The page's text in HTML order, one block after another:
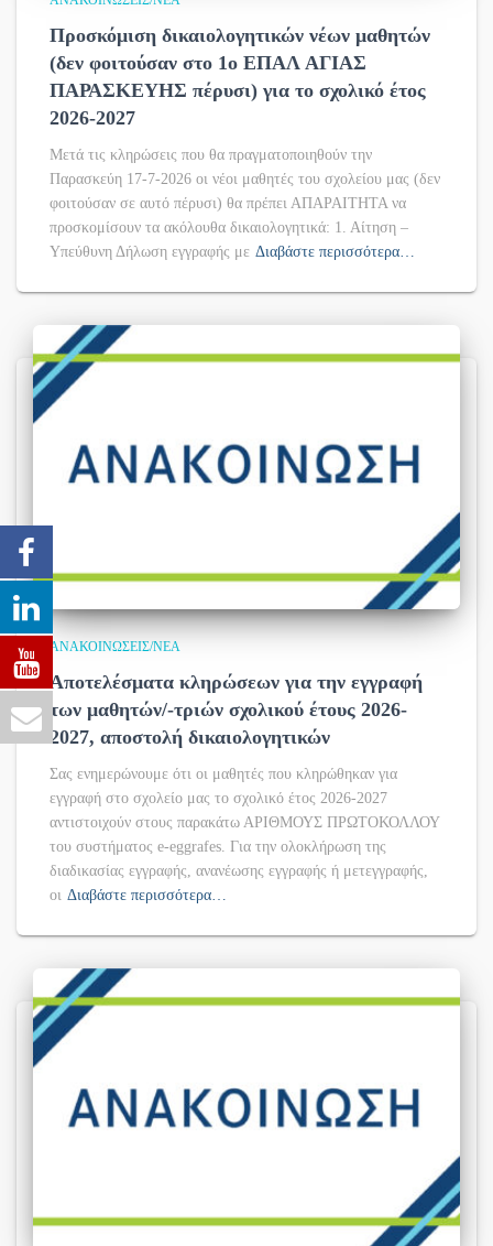
Προσκόμιση δικαιολογητικών νέων μαθητών
(δεν φοιτούσαν στο 1ο ΕΠΑΛ ΑΓΙΑΣ
ΠΑΡΑΣΚΕΥΗΣ πέρυσι) για το σχολικό έτος
2026-2027
Μετά τις κληρώσεις που θα πραγματοποιηθούν την
Παρασκεύη 17-7-2026 οι νέοι μαθητές του σχολείου μας (δεν
φοιτούσαν σε αυτό πέρυσι) θα πρέπει ΑΠΑΡΑΙΤΗΤΑ να
προσκομίσουν τα ακόλουθα δικαιολογητικά: 1. Αίτηση –
Υπεύθυνη Δήλωση εγγραφής με Διαβάστε περισσότερα…
ΑΝΑΚΟΙΝΏΣΕΙΣ/ΝΈΑ
Αποτελέσματα κληρώσεων για την εγγραφή
των μαθητών/-τριών σχολικού έτους 2026-
2027, αποστολή δικαιολογητικών
Σας ενημερώνουμε ότι οι μαθητές που κληρώθηκαν για
εγγραφή στο σχολείο μας το σχολικό έτος 2026-2027
αντιστοιχούν στους παρακάτω ΑΡΙΘΜΟΥΣ ΠΡΩΤΟΚΟΛΛΟΥ
του συστήματος e-eggrafes. Για την ολοκλήρωση της
διαδικασίας εγγραφής, ανανέωσης εγγραφής ή μετεγγραφής,
οι Διαβάστε περισσότερα…